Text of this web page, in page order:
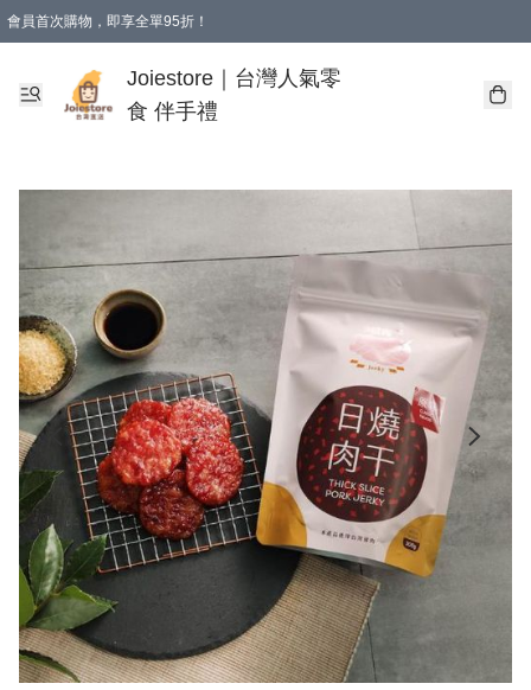
會員首次購物，即享全單95折！
購物滿 HKD 350.00即享免運費優惠！（適用於 本地送貨、本地取貨 )
Joiestore｜台灣人氣零
食 伴手禮